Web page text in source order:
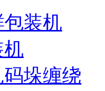
装机
垛缠绕